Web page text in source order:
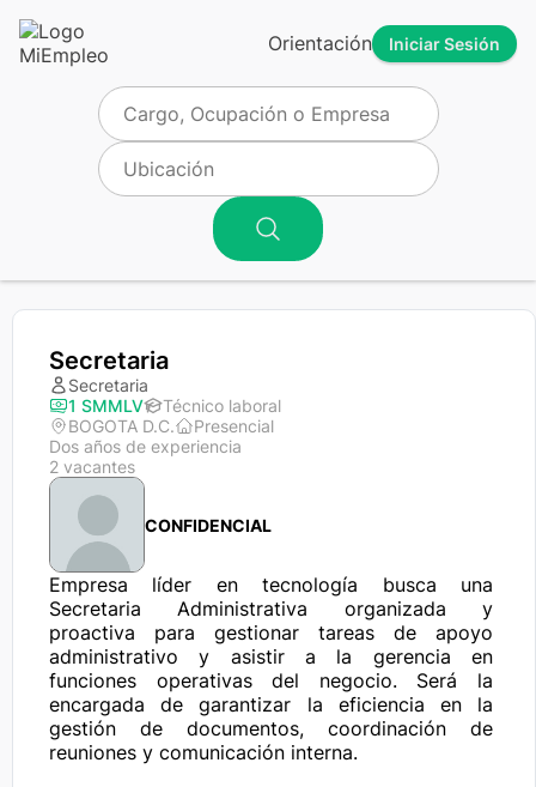
Orientación Iniciar Sesión
Secretaria
Secretaria
1 SMMLV
Técnico laboral
BOGOTA D.C.
Presencial
Dos años de experiencia
2 vacantes
CONFIDENCIAL
Empresa líder en tecnología busca una
Secretaria Administrativa organizada y
proactiva para gestionar tareas de apoyo
administrativo y asistir a la gerencia en
funciones operativas del negocio. Será la
encargada de garantizar la eficiencia en la
gestión de documentos, coordinación de
reuniones y comunicación interna.